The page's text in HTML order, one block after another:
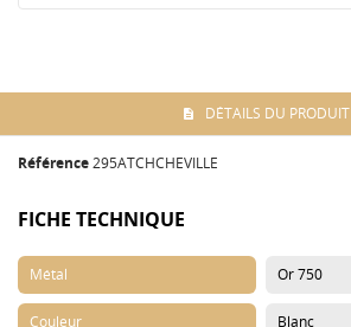
DÉTAILS DU PRODUIT
Référence295ATCHCHEVILLE
FICHE TECHNIQUE
Métal Or 750
Couleur Blanc